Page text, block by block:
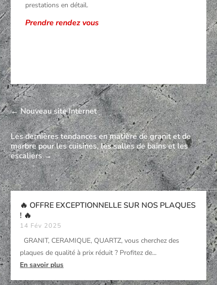
prestations en détail.
Prendre rendez vous
←Nouveau site Internet
Les dernières tendances en matière de granit et de
marbre pour les cuisines, les salles de bains et les
escaliers→
🔥 OFFRE EXCEPTIONNELLE SUR NOS PLAQUES
! 🔥
14 Fév 2025
GRANIT, CERAMIQUE, QUARTZ, vous cherchez des
plaques de qualité à prix réduit ? Profitez de...
En savoir plus